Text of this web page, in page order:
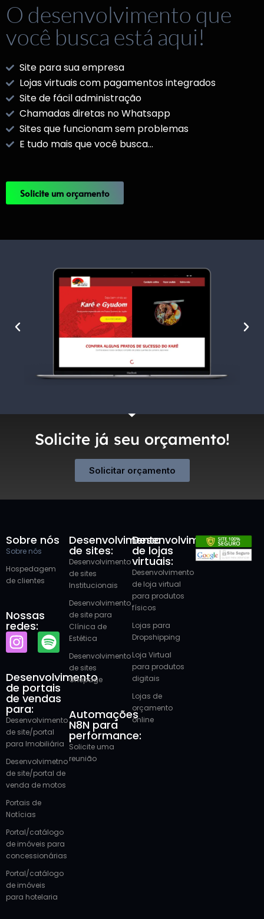
O desenvolvimento que
você busca está aqui!
Site para sua empresa
Lojas virtuais com pagamentos integrados
Site de fácil administração
Chamadas diretas no Whatsapp
Sites que funcionam sem problemas
E tudo mais que você busca...
Solicite um orçamento
Solicite já seu orçamento!
Solicitar orçamento
Sobre nós
Sobre nós
Hospedagem
de clientes
Nossas
redes:
Desenvolvimento
de portais
de vendas
para:
Desenvolvimento
de site/portal
para Imobiliária
Desenvolvimetno
de site/portal de
venda de motos
Portais de
Notícias
Portal/catálogo
de imóveis para
concessionárias
Portal/catálogo
de imóveis
para hotelaria
Desenvolvimento
de sites:
Desenvolvimento
de sites
Institucionais
Desenvolvimento
de site para
Clínica de
Estética
Desenvolvimento
de sites
Onepage
Automações
N8N para
performance:
Solicite uma
reunião
Desenvolvimento
de lojas
virtuais:
Desenvolvimento
de loja virtual
para produtos
físicos
Lojas para
Dropshipping
Loja Virtual
para produtos
digitais
Lojas de
orçamento
online